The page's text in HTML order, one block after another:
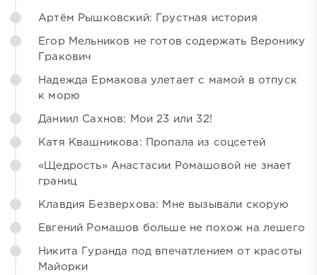
Артём Рышковский: Грустная история
Егор Мельников не готов содержать Веронику
Гракович
Надежда Ермакова улетает с мамой в отпуск
к морю
Даниил Сахнов: Мои 23 или 32!
Катя Квашникова: Пропала из соцсетей
«Щедрость» Анастасии Ромашовой не знает
границ
Клавдия Безверхова: Мне вызывали скорую
Евгений Ромашов больше не похож на лешего
Никита Гуранда под впечатлением от красоты
Майорки